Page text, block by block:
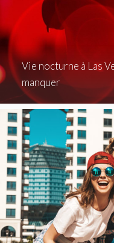
Vie nocturne à Las
manquer